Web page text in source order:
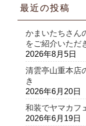
最近の投稿
かまいたちさん
をご紹介いただ
2026年8月5日
清雲亭山重本店
き
2026年6月20日
和装でヤマカフ
2026年6月19日